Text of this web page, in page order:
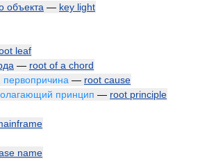
объекта — key light
leaf
— root of a chord
— root cause
принцип — root principle
name